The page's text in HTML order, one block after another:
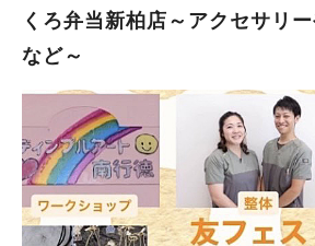
ーツおたかの森ホール リハーサル室（流
丁目２−１/流山おおたかの森駅から徒歩2分） クロリス・
作ったコンサートなのだそう。 そのため、このコンサートはお
子様目線というより、ママ目線を意識された
ートもしっとり、大人な雰囲気で進行される
必須【チケット購入はこちら】 曲目 ・眠れる森の美女〜ワルツ
・ビビディ・バビディ・ブー ・シェヘラザード〜カレンダー王
子の物語 ・レット・イット・ゴー ・天空の城ラピュタ〜ハトと
くろ弁当新柏店～アクセサリ
など～